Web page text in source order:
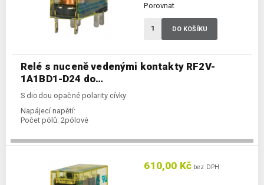
Relé s nuceně vedenými kontakty RF2V-
1A1BD1-D24 do…
S diodou opačné polarity cívky
Napájecí napětí:
Počet pólů: 2pólové
Porovnat
DO KOŠÍKU
610,00 Kč bez DPH